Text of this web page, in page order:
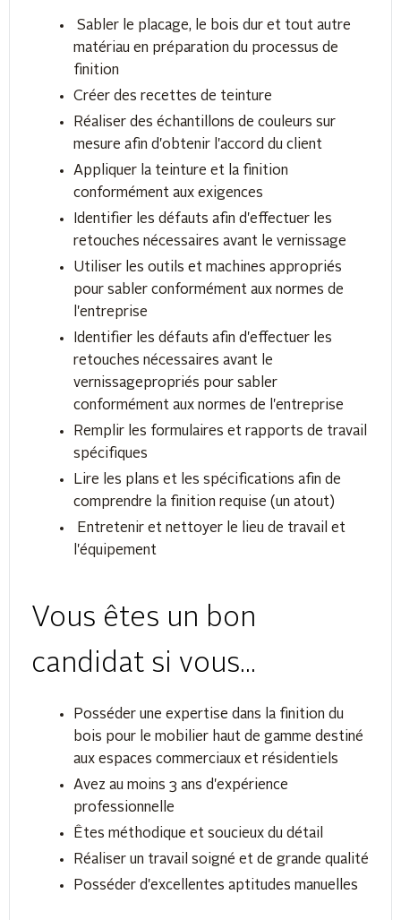
Sabler le placage, le bois dur et tout autre
matériau en préparation du processus de
finition
Créer des recettes de teinture
Réaliser des échantillons de couleurs sur
mesure afin d'obtenir l'accord du client
Appliquer la teinture et la finition
conformément aux exigences
Identifier les défauts afin d'effectuer les
retouches nécessaires avant le vernissage
Utiliser les outils et machines appropriés
pour sabler conformément aux normes de
l'entreprise
Identifier les défauts afin d'effectuer les
retouches nécessaires avant le
vernissagepropriés pour sabler
conformément aux normes de l'entreprise
Remplir les formulaires et rapports de travail
spécifiques
Lire les plans et les spécifications afin de
comprendre la finition requise (un atout)
Entretenir et nettoyer le lieu de travail et
l'équipement
Vous êtes un bon
candidat si vous...
Posséder une expertise dans la finition du
bois pour le mobilier haut de gamme destiné
aux espaces commerciaux et résidentiels
Avez au moins 3 ans d'expérience
professionnelle
Êtes méthodique et soucieux du détail
Réaliser un travail soigné et de grande qualité
Posséder d'excellentes aptitudes manuelles